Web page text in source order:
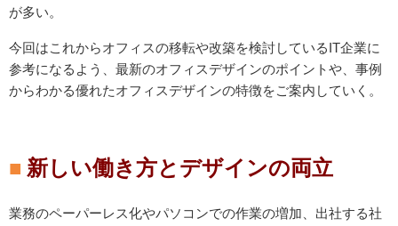
が多い。
今回はこれからオフィスの移転や改築を検討しているIT企業に
参考になるよう、最新のオフィスデザインのポイントや、事例
からわかる優れたオフィスデザインの特徴をご案内していく。
新しい働き方とデザインの両立
業務のペーパーレス化やパソコンでの作業の増加、出社する社